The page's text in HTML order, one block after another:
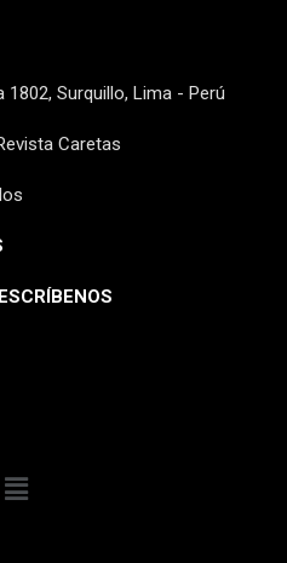
1802, Surquillo, Lima - Perú
Caretas